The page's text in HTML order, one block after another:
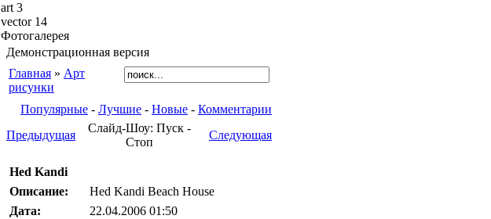
art 3
vector 14
Фотогалерея
Демонстрационная версия
Главная » Арт
рисунки
Популярные - Лучшие - Новые - Комментарии
Предыдущая
Слайд-Шоу: Пуск -
Стоп
Следующая
Hed Kandi
Описание:
Hed Kandi Beach House
Дата:
22.04.2006 01:50